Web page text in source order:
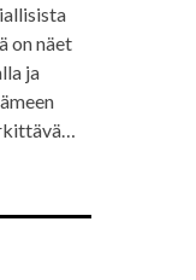
on näet
ja